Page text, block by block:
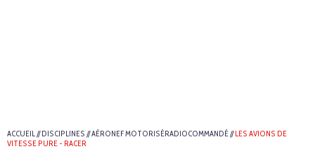
ACCUEIL//DISCIPLINES //AÉRONEF MOTORISÉRADIOCOMMANDÉ//LES AVIONS DE
VITESSE PURE - RACER